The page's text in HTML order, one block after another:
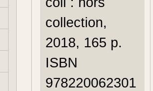
collection,
2018, 165 p.
ISBN
978220062301